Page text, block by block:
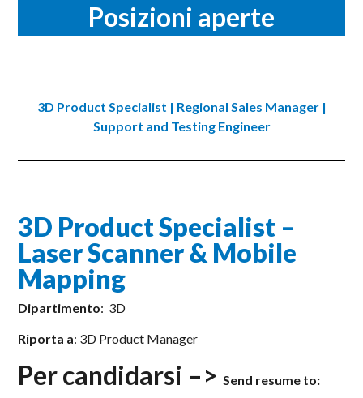
Posizioni aperte
3D Product Specialist | Regional Sales Manager|
Support and Testing Engineer
3D Product Specialist –
Laser Scanner & Mobile
Mapping
Dipartimento: 3D
Riporta a: 3D Product Manager
Per candidarsi –>Send resume to: